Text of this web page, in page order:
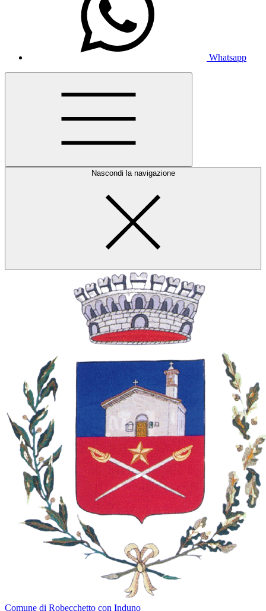
Whatsapp
Nascondi la navigazione
Comune di Robecchetto con Induno